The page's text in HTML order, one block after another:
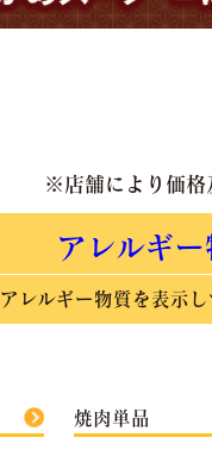
※店舗により価格
アレルギ
アレルギー物質を表示し
焼肉単品